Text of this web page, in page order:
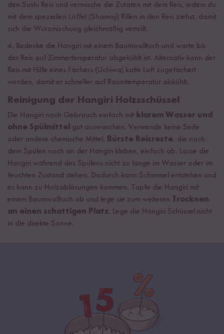
den Sushi Reis und vermische die Zutaten mit dem Reis, indem du
mit dem speziellen Löffel (Shamoji) Rillen in den Reis ziehst, damit
sich die Würzmischung gleichmäßig verteilt.
4. Bedecke die Hangiri mit einem Baumwolltuch und warte bis
der Reis auf Zimmertemperatur abgekühlt ist. Alternativ kann der
Reis mit Hilfe eines Fächers (Uchiwa) kalte Luft zugefächert
werden, damit er schneller auf Raumtemperatur abkühlt.
Reinigung der Hangiri Holzsschüssel
Die Hangiri nach Gebrauch einfach mit klarem Wasser und
ohne Spülmittel
gut auswaschen. Verwende keine Seife
oder andere chemische Mittel. Bürste Reisreste, die nach
dem Spülen noch an der Hangiri kleben, einfach ab. Lasse die
Hangiri während des Spülens nicht zu lange im Wasser oder im
feuchten Zustand stehen. Dadurch kann Schimmel entstehen und
es kann zu Holzablösungen kommen. Tupfe die Hangiri mit
einem Baumwolltuch ab und lege sie zum weiteren Trocknen
an einen schattigen Platz. Lege die Hangiri Schüssel nicht
in die direkte Sonne.